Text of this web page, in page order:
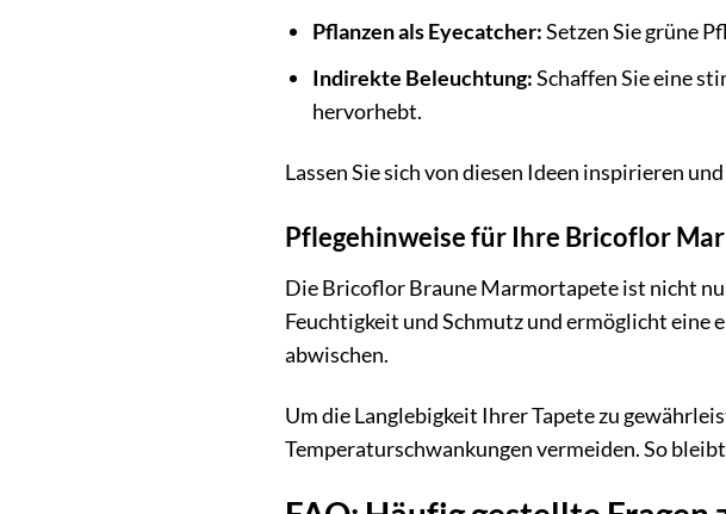
Pflanzen als Eyecatcher:Setzen Sie grüne
Indirekte Beleuchtung:Schaffen Sie eine
hervorhebt.
Lassen Sie sich von diesen Ideen inspirieren
Pflegehinweise für Ihre Bricoflor
Die Bricoflor Braune Marmortapete ist nicht
Feuchtigkeit und Schmutz und ermöglicht eine
abwischen.
Um die Langlebigkeit Ihrer Tapete zu
Temperaturschwankungen vermeiden. So